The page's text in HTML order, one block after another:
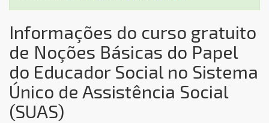
Informações do curso gratuito
de Noções Básicas do Papel
do Educador Social no Sistema
Único de Assistência Social
(SUAS)